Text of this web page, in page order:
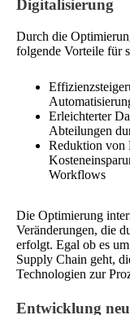
Digitalisierung
Durch die
folgende Vorteile für
Erleichterter
Abteilungen
Reduktion von
Workflows
Die Optimierung
Veränderungen, die
erfolgt. Egal ob es
Supply Chain geht,
Technologien zur
Entwicklung